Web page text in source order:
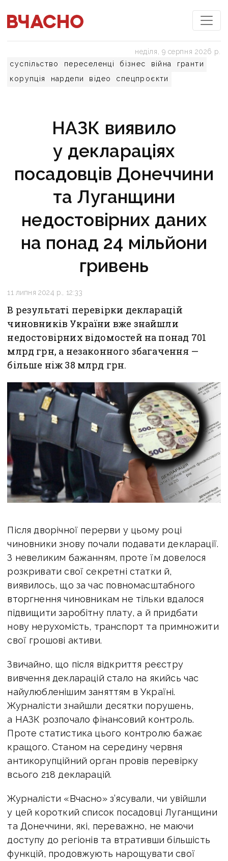
суспільство переселенці бізнес війна
гранти
корупція
нардепи відео спецпроєкти
неділя, 9 серпня 2026 р.
НАЗК виявило
у деклараціях
посадовців Донеччини
та Луганщини
недостовірних даних
на понад 24 мільйони
гривень
11 липня 2024 р., 12:33
В результаті перевірки декларацій
чиновників України вже знайшли
недостовірних відомостей на понад 701
млрд грн, а незаконного збагачення —
більше ніж 38 млрд грн.
Після дворічної перерви у цьому році
чиновники знову почали подавати декларації.
З невеликим бажанням, проте їм довелося
розкривати свої секретні статки й,
виявилось, що за час повномасштабного
вторгнення чиновникам не тільки вдалося
підвищити заробітну плату, а й придбати
нову нерухомість, транспорт та примножити
свої грошові активи.
Звичайно, що після відкриття реєстру
вивчення декларацій стало на якийсь час
найулюбленішим заняттям в Україні.
Журналісти знайшли десятки порушень,
а НАЗК розпочало фінансовий контроль.
Проте статистика цього контролю бажає
кращого. Станом на середину червня
антикорупційний орган провів перевірку
всього 218 декларацій.
Журналісти «Вчасно» з’ясували, чи увійшли
у цей короткий список посадовці Луганщини
та Донеччини, які, переважно, не маючи
доступу до регіонів та втративши більшість
функцій, продовжують нарощувати свої